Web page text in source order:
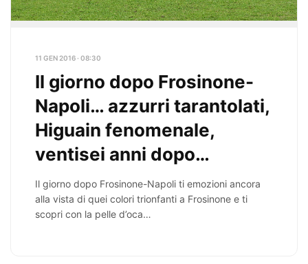
11 GEN 2016 · 08:30
Il giorno dopo Frosinone-
Napoli… azzurri tarantolati,
Higuain fenomenale,
ventisei anni dopo…
Il giorno dopo Frosinone-Napoli ti emozioni ancora
alla vista di quei colori trionfanti a Frosinone e ti
scopri con la pelle d’oca…